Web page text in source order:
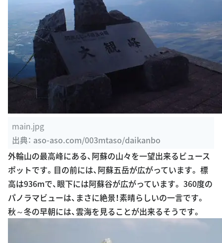
main.jpg
出典： aso-aso.com/003mtaso/daikanbo
外輪山の最高峰にある、阿蘇の山々を一望出来るビュース
ポットです。目の前には、阿蘇五岳が広がっています。 標
高は936mで、眼下には阿蘇谷が広がっています。 360度の
パノラマビューは、まさに絶景！素晴らしいの一言です。
秋～冬の早朝には、雲海を見ることが出来るそうです。